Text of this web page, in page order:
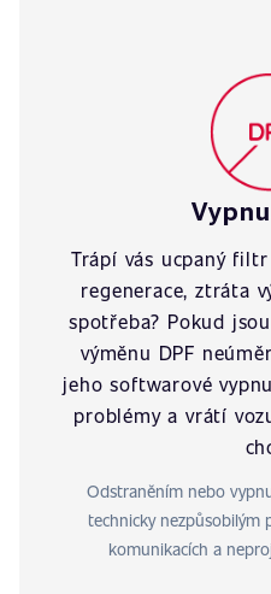
Trápí vás ucpaný
regenerace, ztráta
spotřeba? Pokud
výměnu DPF
jeho softwarové
problémy a vrátí
Odstraněním nebo
technicky nezpůsobilým
komunikacích a